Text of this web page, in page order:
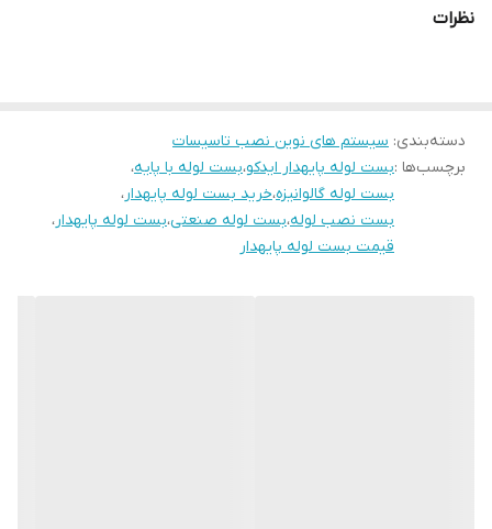
نظرات
دسته‌بندی: سیستم های نوین نصب تاسیسات
برچسب‌ها :بست لوله پایهدار ایدکو،بست لوله با پایه،
بست لوله گالوانیزه،خرید بست لوله پایهدار،
بست نصب لوله،بست لوله صنعتی،بست لوله پایهدار،
قیمت بست لوله پایهدار